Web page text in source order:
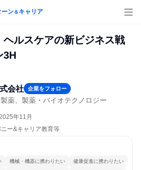
ーン＆キャリア
ヘルスケアの新ビジネス戦
3H
会社 企業をフォロー
薬、製薬・バイオテクノロジー
年11月
ー&キャリア教育等
機械・機器に携わりたい 健康促進に携わりたい